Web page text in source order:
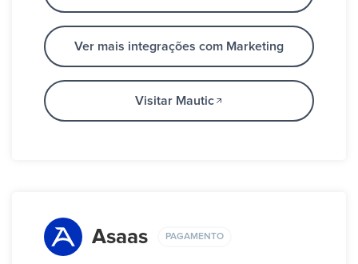
Ver mais integrações com Marketing
Visitar Mautic
Asaas PAGAMENTO